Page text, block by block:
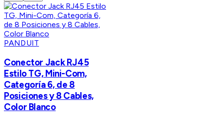
PANDUIT
Conector Jack RJ45
Estilo TG, Mini-Com,
Categoría 6, de 8
Posiciones y 8 Cables,
Color Blanco